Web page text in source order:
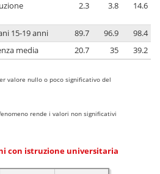
2.3 3.8 14.6
15-19 anni 89.7 96.9
98.4
media
20.7 35 39.2
valore nullo o poco significativo del
rende i valori non significativi
con istruzione universitaria